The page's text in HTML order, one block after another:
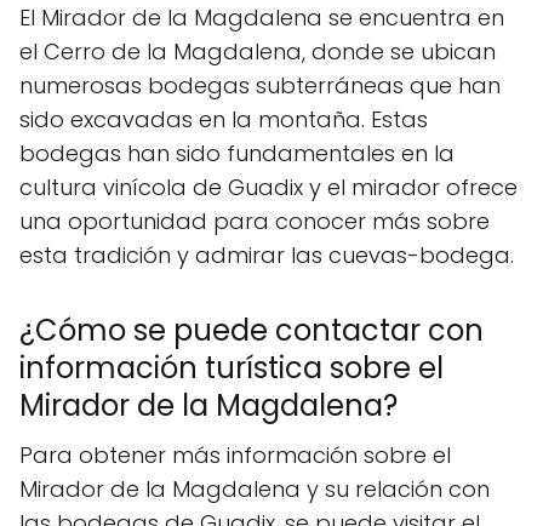
El Mirador de la Magdalena se encuentra en
el Cerro de la Magdalena, donde se ubican
numerosas bodegas subterráneas que han
sido excavadas en la montaña. Estas
bodegas han sido fundamentales en la
cultura vinícola de Guadix y el mirador ofrece
una oportunidad para conocer más sobre
esta tradición y admirar las cuevas-bodega.
¿Cómo se puede contactar con
información turística sobre el
Mirador de la Magdalena?
Para obtener más información sobre el
Mirador de la Magdalena y su relación con